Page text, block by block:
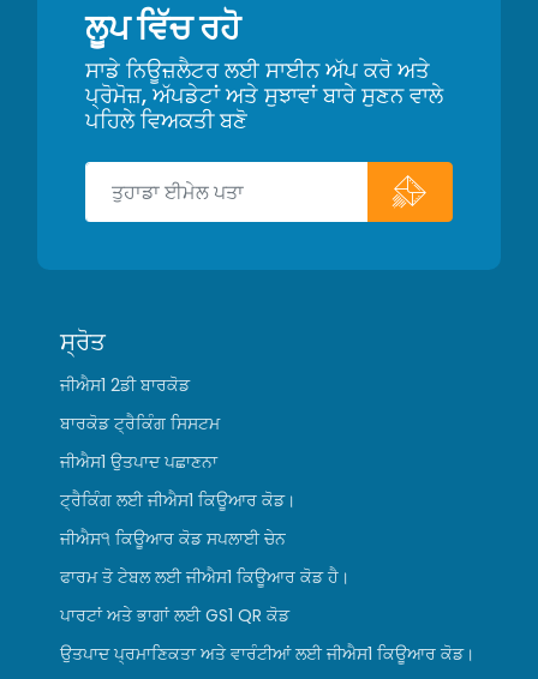
ਲੂਪ ਵਿੱਚ ਰਹੋ
ਸਾਡੇ ਨਿਊਜ਼ਲੈਟਰ ਲਈ ਸਾਈਨ ਅੱਪ ਕਰੋ ਅਤੇ
ਪ੍ਰੋਮੋਜ਼, ਅੱਪਡੇਟਾਂ ਅਤੇ ਸੁਝਾਵਾਂ ਬਾਰੇ ਸੁਣਨ ਵਾਲੇ
ਪਹਿਲੇ ਵਿਅਕਤੀ ਬਣੋ
ਸ੍ਰੋਤ
ਜੀਐਸ1 2ਡੀ ਬਾਰਕੋਡ
ਬਾਰਕੋਡ ਟ੍ਰੈਕਿੰਗ ਸਿਸਟਮ
ਜੀਐਸ1 ਉਤਪਾਦ ਪਛਾਣਨਾ
ਟ੍ਰੈਕਿੰਗ ਲਈ ਜੀਐਸ1 ਕਿਊਆਰ ਕੋਡ।
ਜੀਐਸ੧ ਕਿਊਆਰ ਕੋਡ ਸਪਲਾਈ ਚੇਨ
ਫਾਰਮ ਤੋ ਟੇਬਲ ਲਈ ਜੀਐਸ1 ਕਿਊਆਰ ਕੋਡ ਹੈ।
ਪਾਰਟਾਂ ਅਤੇ ਭਾਗਾਂ ਲਈ GS1 QR ਕੋਡ
ਉਤਪਾਦ ਪ੍ਰਮਾਣਿਕਤਾ ਅਤੇ ਵਾਰੰਟੀਆਂ ਲਈ ਜੀਐਸ1 ਕਿਊਆਰ ਕੋਡ।